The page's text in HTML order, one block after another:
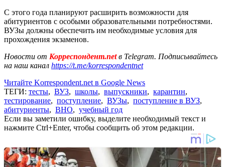
С этого года планируют расширить возможности для
абитуриентов с особыми образовательными потребностями.
ВУЗы должны обеспечить им необходимые условия для
прохождения экзаменов.
Новости от Корреспондент.netв Telegram. Подписывайтесь
на наш канал https://t.me/korrespondentnet
Читайте Korrespondent.net в Google News
ТЕГИ: тесты, ВУЗ, школы, выпускники, карантин,
тестирование, поступление, ВУЗы, поступление в ВУЗ,
абитуриенты, ВНО, учебный год
Если вы заметили ошибку, выделите необходимый текст и
нажмите Ctrl+Enter, чтобы сообщить об этом редакции.